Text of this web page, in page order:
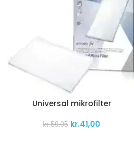
Universal mikrofilter
kr.59,95 kr.41,00